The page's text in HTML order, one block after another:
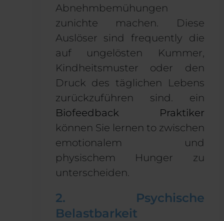
Abnehmbemühungen
zunichte machen. Diese
Auslöser sind frequently die
auf ungelösten Kummer,
Kindheitsmuster oder den
Druck des täglichen Lebens
zurückzuführen sind.
ein
Biofeedback Praktiker
können Sie lernen to zwischen
emotionalem und
physischem Hunger zu
unterscheiden
2. Psychische
Belastbarkeit